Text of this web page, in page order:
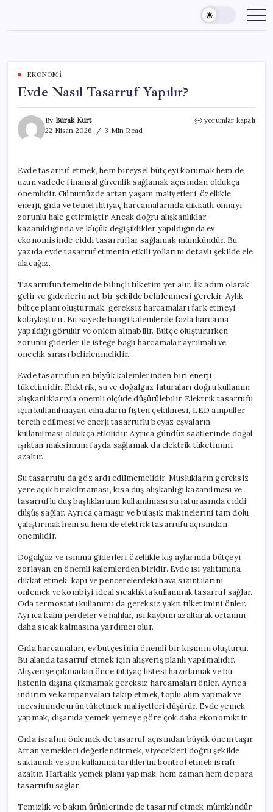
content
EKONOMI
Evde Nasıl Tasarruf Yapılır?
By Burak Kurt
22 Nisan 2026
3 Min Read
Evde
yorumlar kapalı
Evde tasarruf etmek, hem bireysel bütçeyi korumak hem de
uzun vadede finansal güvenlik sağlamak açısından oldukça
önemlidir. Günümüzde artan yaşam maliyetleri, özellikle
enerji, gıda ve temel ihtiyaç harcamalarında dikkatli olmayı
zorunlu hale getirmiştir. Ancak doğru alışkanlıklar
kazanıldığında ve küçük değişiklikler yapıldığında ev
ekonomisinde ciddi tasarruflar sağlamak mümkündür. Bu
yazıda evde tasarruf etmenin etkili yollarını detaylı şekilde ele
alacağız.
Tasarrufun temelinde bilinçli tüketim yer alır. İlk adım olarak
gelir ve giderlerin net bir şekilde belirlenmesi gerekir. Aylık
bütçe planı oluşturmak, gereksiz harcamaları fark etmeyi
kolaylaştırır. Bu sayede hangi kalemlerde fazla harcama
yapıldığı görülür ve önlem alınabilir. Bütçe oluştururken
zorunlu giderler ile isteğe bağlı harcamalar ayrılmalı ve
öncelik sırası belirlenmelidir.
Evde tasarrufun en büyük kalemlerinden biri enerji
tüketimidir. Elektrik, su ve doğalgaz faturaları doğru kullanım
alışkanlıklarıyla önemli ölçüde düşürülebilir. Elektrik tasarrufu
için kullanılmayan cihazların fişten çekilmesi, LED ampuller
tercih edilmesi ve enerji tasarruflu beyaz eşyaların
kullanılması oldukça etkilidir. Ayrıca gündüz saatlerinde doğal
ışıktan maksimum fayda sağlamak da elektrik tüketimini
azaltır.
Su tasarrufu da göz ardı edilmemelidir. Muslukların gereksiz
yere açık bırakılmaması, kısa duş alışkanlığı kazanılması ve
tasarruflu duş başlıklarının kullanılması su faturasında ciddi
düşüş sağlar. Ayrıca çamaşır ve bulaşık makinelerini tam dolu
çalıştırmak hem su hem de elektrik tasarrufu açısından
önemlidir.
Doğalgaz ve ısınma giderleri özellikle kış aylarında bütçeyi
zorlayan en önemli kalemlerden biridir. Evde ısı yalıtımına
dikkat etmek, kapı ve pencerelerdeki hava sızıntılarını
önlemek ve kombiyi ideal sıcaklıkta kullanmak tasarruf sağlar.
Oda termostatı kullanımı da gereksiz yakıt tüketimini önler.
Ayrıca kalın perdeler ve halılar, ısı kaybını azaltarak ortamın
daha sıcak kalmasına yardımcı olur.
Gıda harcamaları, ev bütçesinin önemli bir kısmını oluşturur.
Bu alanda tasarruf etmek için alışveriş planlı yapılmalıdır.
Alışverişe çıkmadan önce ihtiyaç listesi hazırlamak ve bu
listenin dışına çıkmamak gereksiz harcamaları önler. Ayrıca
indirim ve kampanyaları takip etmek, toplu alım yapmak ve
mevsiminde ürün tüketmek maliyetleri düşürür. Evde yemek
yapmak, dışarıda yemek yemeye göre çok daha ekonomiktir.
Gıda israfını önlemek de tasarruf açısından büyük önem taşır.
Artan yemekleri değerlendirmek, yiyecekleri doğru şekilde
saklamak ve son kullanma tarihlerini kontrol etmek israfı
azaltır. Haftalık yemek planı yapmak, hem zaman hem de para
tasarrufu sağlar.
Temizlik ve bakım ürünlerinde de tasarruf etmek mümkündür.